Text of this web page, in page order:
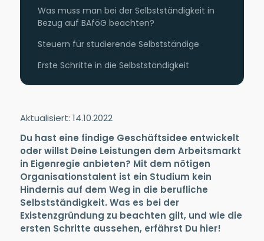
Was muss man bei der Selbstständigkeit in
Bezug auf BAföG beachten?
Steuern für studierende Selbstständige
Erste Schritte in die Selbstständigkeit
Aktualisiert: 14.10.2022
Du hast eine findige Geschäftsidee entwickelt
oder willst Deine Leistungen dem Arbeitsmarkt
in Eigenregie anbieten? Mit dem nötigen
Organisationstalent ist ein Studium kein
Hindernis auf dem Weg in die berufliche
Selbstständigkeit. Was es bei der
Existenzgründung zu beachten gilt, und wie die
ersten Schritte aussehen, erfährst Du hier!